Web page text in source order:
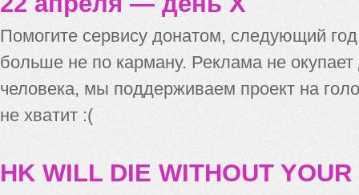
Помогите сервису донатом, следующий
больше не по карману. Реклама не
человека, мы поддерживаем проект на
не хватит :(
HK WILL DIE WITHOUT